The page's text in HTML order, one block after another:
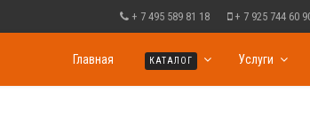
+ 7 495 589 81 18 + 7 925 744 60
Главная КАТАЛОГ Услуги